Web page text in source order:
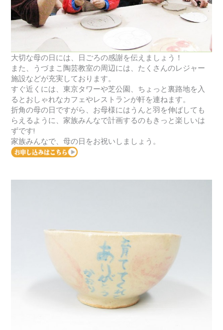
大切な母の日には、日ごろの感謝を伝えましょう！
また、うづまこ陶芸教室の周辺には、たくさんのレジャー
施設などが充実しております。
すぐ近くには、東京タワーや芝公園、ちょっと裏路地を入
るとおしゃれなカフェやレストランが軒を連ねます。
折角の母の日ですがら、お母様にはうんと羽を伸ばしても
らえるように、家族みんなで計画するのもきっと楽しいは
ずです!
家族みんなで、母の日をお祝いしましょう。